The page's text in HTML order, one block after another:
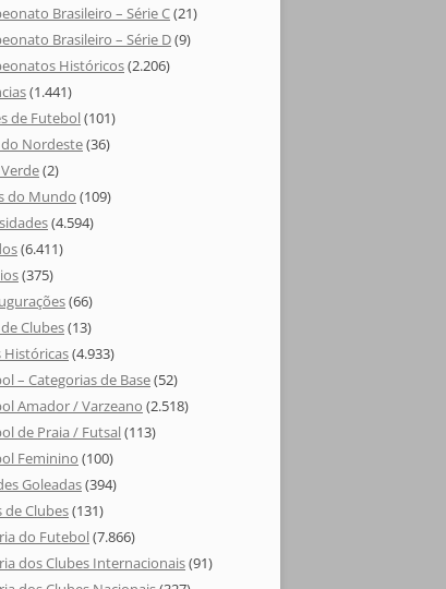
Brasileiro – Série C(21)
Brasileiro – Série D(9)
Históricos(2.206)
(1.441)
de Futebol(101)
Nordeste(36)
(2)
do Mundo (109)
(4.594)
(6.411)
(375)
(66)
Clubes(13)
Históricas(4.933)
– Categorias de Base(52)
Amador / Varzeano (2.518)
de Praia / Futsal(113)
Feminino (100)
Goleadas(394)
de Clubes(131)
do Futebol(7.866)
dos Clubes Internacionais(91)